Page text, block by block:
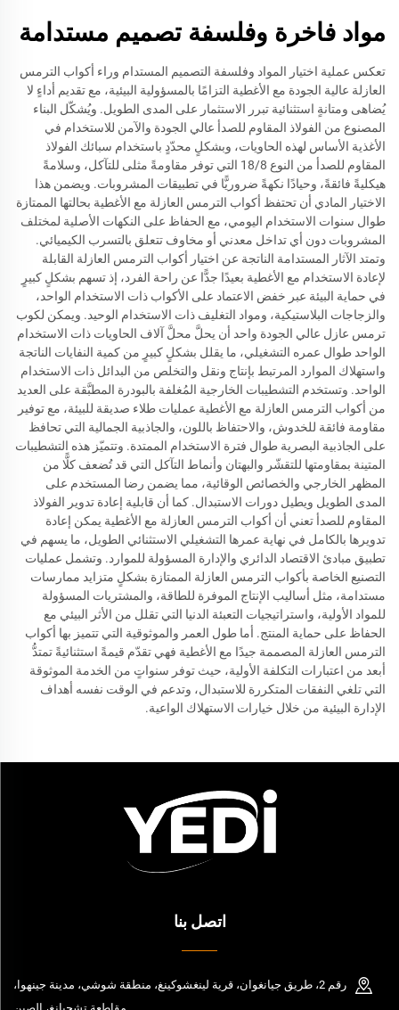
مواد فاخرة وفلسفة تصميم مستدامة
تعكس عملية اختيار المواد وفلسفة التصميم المستدام وراء أكواب الترمس
العازلة عالية الجودة مع الأغطية التزامًا بالمسؤولية البيئية، مع تقديم أداءٍ لا
يُضاهى ومتانةٍ استثنائية تبرر الاستثمار على المدى الطويل. ويُشكّل البناء
المصنوع من الفولاذ المقاوم للصدأ عالي الجودة والآمن للاستخدام في
الأغذية الأساس لهذه الحاويات، وبشكلٍ محدّدٍ باستخدام سبائك الفولاذ
المقاوم للصدأ من النوع 18/8 التي توفر مقاومةً مثلى للتآكل، وسلامةً
هيكليةً فائقةً، وحيادًا نكهةً ضروريًّا في تطبيقات المشروبات. ويضمن هذا
الاختيار المادي أن تحتفظ أكواب الترمس العازلة مع الأغطية بحالتها الممتازة
طوال سنوات الاستخدام اليومي، مع الحفاظ على النكهات الأصلية لمختلف
المشروبات دون أي تداخل معدني أو مخاوف تتعلق بالتسرب الكيميائي.
وتمتد الآثار المستدامة الناتجة عن اختيار أكواب الترمس العازلة القابلة
لإعادة الاستخدام مع الأغطية بعيدًا جدًّا عن راحة الفرد، إذ تسهم بشكلٍ كبيرٍ
في حماية البيئة عبر خفض الاعتماد على الأكواب ذات الاستخدام الواحد،
والزجاجات البلاستيكية، ومواد التغليف ذات الاستخدام الوحيد. ويمكن لكوب
ترمس عازل عالي الجودة واحد أن يحلَّ محلَّ آلاف الحاويات ذات الاستخدام
الواحد طوال عمره التشغيلي، ما يقلل بشكلٍ كبيرٍ من كمية النفايات الناتجة
واستهلاك الموارد المرتبط بإنتاج ونقل والتخلص من البدائل ذات الاستخدام
الواحد. وتستخدم التشطيبات الخارجية المُغلفة بالبودرة المطبَّقة على العديد
من أكواب الترمس العازلة مع الأغطية عمليات طلاء صديقة للبيئة، مع توفير
مقاومة فائقة للخدوش، والاحتفاظ باللون، والجاذبية الجمالية التي تحافظ
على الجاذبية البصرية طوال فترة الاستخدام الممتدة. وتتميّز هذه التشطيبات
المتينة بمقاومتها للتقشّر والبهتان وأنماط التآكل التي قد تُضعف كلًّا من
المظهر الخارجي والخصائص الوقائية، مما يضمن رضا المستخدم على
المدى الطويل ويطيل دورات الاستبدال. كما أن قابلية إعادة تدوير الفولاذ
المقاوم للصدأ تعني أن أكواب الترمس العازلة مع الأغطية يمكن إعادة
تدويرها بالكامل في نهاية عمرها التشغيلي الاستثنائي الطويل، ما يسهم في
تطبيق مبادئ الاقتصاد الدائري والإدارة المسؤولة للموارد. وتشمل عمليات
التصنيع الخاصة بأكواب الترمس العازلة الممتازة بشكلٍ متزايد ممارسات
مستدامة، مثل أساليب الإنتاج الموفرة للطاقة، والمشتريات المسؤولة
للمواد الأولية، واستراتيجيات التعبئة الدنيا التي تقلل من الأثر البيئي مع
الحفاظ على حماية المنتج. أما طول العمر والموثوقية التي تتميز بها أكواب
الترمس العازلة المصممة جيدًا مع الأغطية فهي تقدّم قيمةً استثنائيةً تمتدُّ
أبعد من اعتبارات التكلفة الأولية، حيث توفر سنواتٍ من الخدمة الموثوقة
التي تلغي النفقات المتكررة للاستبدال، وتدعم في الوقت نفسه أهداف
الإدارة البيئية من خلال خيارات الاستهلاك الواعية.
اتصل بنا
رقم 2، طريق جيانغوان، قرية لينغشوكينغ، منطقة شوشي، مدينة جينهوا،